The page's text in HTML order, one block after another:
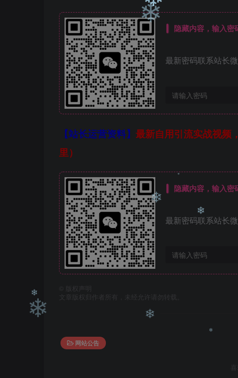
隐藏内容，输入密
最新密码联系站长
【站长运营资料】 最新自用引流实战视频
里）
隐藏内容，输入密
最新密码联系站长
版权声明
文章版权归作者所有，未经允许请勿转载。
网站公告
❄
❄
❄
❄
❄